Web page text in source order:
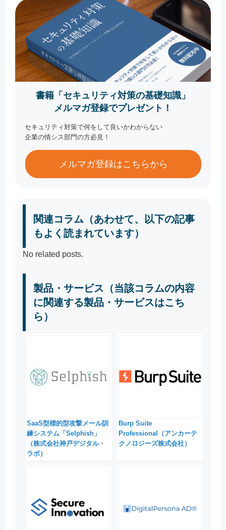
書籍「セキュリティ対策の基礎知識」
メルマガ登録でプレゼント！
セキュリティ対策で何をして良いかわからない
企業の情シス部門の方必見！
メルマガ登録はこちらから
関連コラム（あわせて、以下の記事
もよく読まれています）
No related posts.
製品・サービス（当該コラムの内容
に関連する製品・サービスはこち
ら）
SaaS型標的型攻撃メール訓
練システム「Selphish」
（株式会社神戸デジタル・
ラボ）
Burp Suite
Professional（アンカーテ
クノロジーズ株式会社）